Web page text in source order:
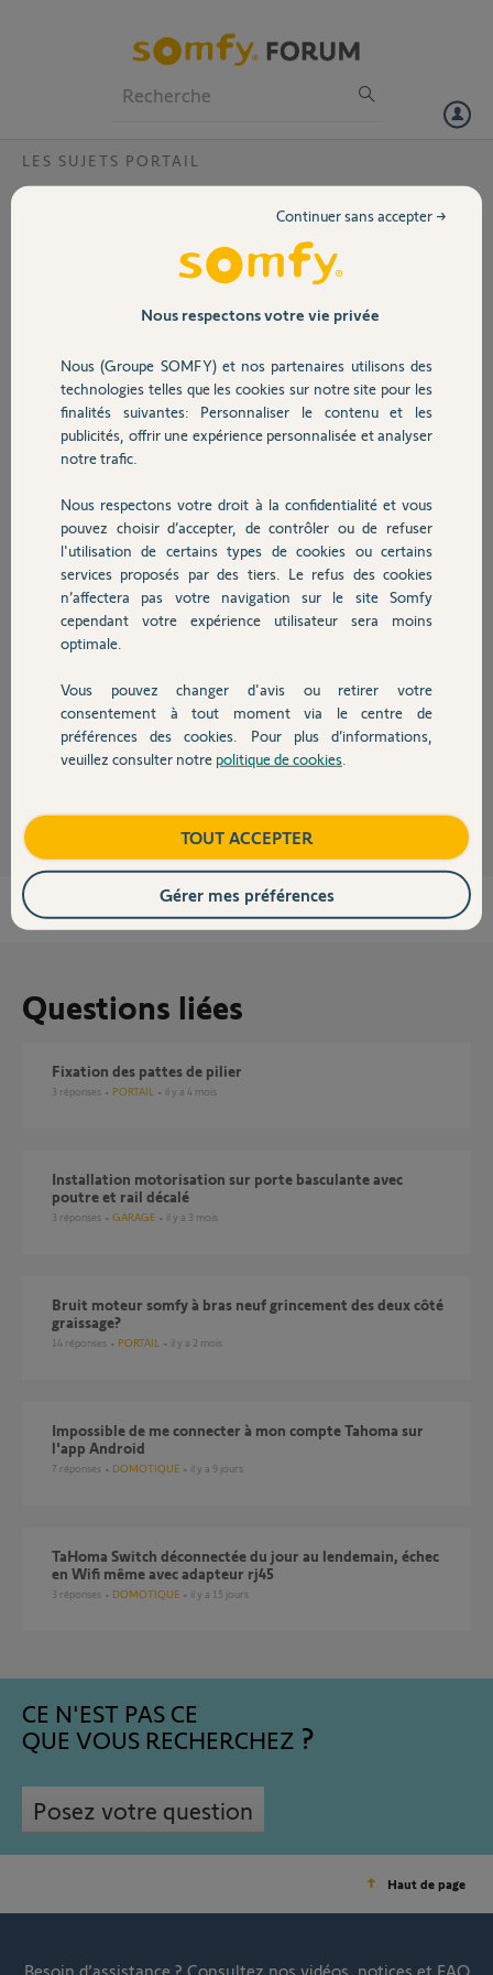
Volet
Sécurité
Domotique
Chauffage
Autres produits
Devis avec un pro
Contact
LES SUJETS PORTAIL
moteurs sgs pour vantail de 1400mm
j'ai la cote A de 120mm, mais j'ajoute un renfort de 20 mm a
l'interieur du portail, quelle doit etre ma cote B ?
Yves S.
il y a plus d'un an
Participer au fil de discussion
Réponses
20mm? Ce n'est plus un renfort c'est un boulevard.
Un fer plat de 5mm suffit amplement pour renforcer, et, cote inchangée.
ca change tout...!
On cale sous la patte uniquement si A négatif.
Bonne journée à vous.
Questions liées
Fixation des pattes de pilier
3 réponses PORTAIL il y a 4 mois
Installation motorisation sur porte basculante avec
poutre et rail décalé
3 réponses GARAGE il y a 3 mois
Bruit moteur somfy à bras neuf grincement des deux côté
graissage?
14 réponses PORTAIL il y a 2 mois
Impossible de me connecter à mon compte Tahoma sur
l'app Android
7 réponses DOMOTIQUE il y a 9 jours
TaHoma Switch déconnectée du jour au lendemain, échec
en Wifi même avec adapteur rj45
3 réponses DOMOTIQUE il y a 15 jours
CE N'EST PAS CE
QUE VOUS RECHERCHEZ
Posez votre question
Haut de page
Besoin d’assistance ? Consultez nos vidéos, notices et FAQ
Nous respectons votre vie privée
Nous (Groupe SOMFY) et nos partenaires utilisons des
technologies telles que les cookies sur notre site pour les
finalités suivantes: Personnaliser le contenu et les
publicités, offrir une expérience personnalisée et analyser
notre trafic.
Nous respectons votre droit à la confidentialité et vous
pouvez choisir d’accepter, de contrôler ou de refuser
l'utilisation de certains types de cookies ou certains
services proposés par des tiers. Le refus des cookies
n’affectera pas votre navigation sur le site Somfy
cependant votre expérience utilisateur sera moins
optimale.
Vous pouvez changer d'avis ou retirer votre
consentement à tout moment via le centre de
préférences des cookies. Pour plus d’informations,
veuillez consulter notre politique de cookies
Continuer sans accepter →
TOUT ACCEPTER
Gérer mes préférences